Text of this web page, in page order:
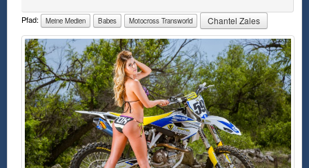
Pfad: Meine Medien Babes Motocross Transworld Chantel Zales